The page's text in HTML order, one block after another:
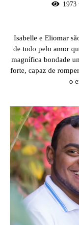
1973
Isabelle e Eliomar
de tudo pelo amor
magnífica bondade
forte, capaz de
o